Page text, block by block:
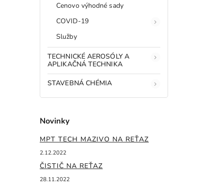
Cenovo výhodné sady
COVID-19
Služby
TECHNICKÉ AEROSÓLY A
APLIKAČNÁ TECHNIKA
STAVEBNÁ CHÉMIA
Novinky
MPT TECH MAZIVO NA REŤAZ
2.12.2022
ČISTIČ NA REŤAZ
28.11.2022